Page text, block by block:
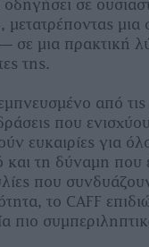
σε
μετατρέποντας
σε μια πρακτική
της.
από τις
που
ευκαιρίες για
και τη δύναμη που
που
το CAFF
πιο